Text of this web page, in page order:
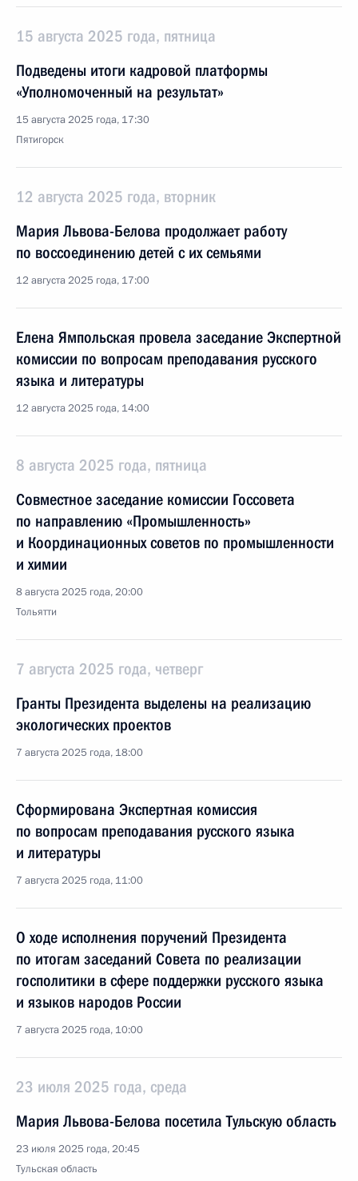
15 августа 2025 года, пятница
Подведены итоги кадровой платформы
«Уполномоченный на результат»
15 августа 2025 года, 17:30
Пятигорск
12 августа 2025 года, вторник
Мария Львова-Белова продолжает работу
по воссоединению детей с их семьями
12 августа 2025 года, 17:00
Елена Ямпольская провела заседание Экспертной
комиссии по вопросам преподавания русского
языка и литературы
12 августа 2025 года, 14:00
8 августа 2025 года, пятница
Совместное заседание комиссии Госсовета
по направлению «Промышленность»
и Координационных советов по промышленности
и химии
8 августа 2025 года, 20:00
Тольятти
7 августа 2025 года, четверг
Гранты Президента выделены на реализацию
экологических проектов
7 августа 2025 года, 18:00
Сформирована Экспертная комиссия
по вопросам преподавания русского языка
и литературы
7 августа 2025 года, 11:00
О ходе исполнения поручений Президента
по итогам заседаний Совета по реализации
госполитики в сфере поддержки русского языка
и языков народов России
7 августа 2025 года, 10:00
23 июля 2025 года, среда
Мария Львова-Белова посетила Тульскую область
23 июля 2025 года, 20:45
Тульская область